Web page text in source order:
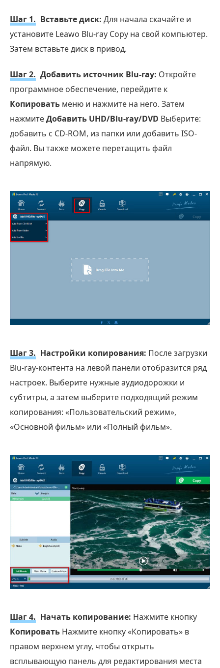
Шаг 1. Вставьте диск: Для начала скачайте и
установите Leawo Blu-ray Copy на свой компьютер.
Затем вставьте диск в привод.
Шаг 2. Добавить источник Blu-ray: Откройте
программное обеспечение, перейдите к
Копировать меню и нажмите на него. Затем
нажмитеДобавить UHD/Blu-ray/DVD Выберите:
добавить с CD-ROM, из папки или добавить ISO-
файл. Вы также можете перетащить файл
напрямую.
Шаг 3. Настройки копирования: После загрузки
Blu-ray-контента на левой панели отобразится ряд
настроек. Выберите нужные аудиодорожки и
субтитры, а затем выберите подходящий режим
копирования: «Пользовательский режим»,
«Основной фильм» или «Полный фильм».
Шаг 4. Начать копирование: Нажмите кнопку
Копировать Нажмите кнопку «Копировать» в
правом верхнем углу, чтобы открыть
всплывающую панель для редактирования места